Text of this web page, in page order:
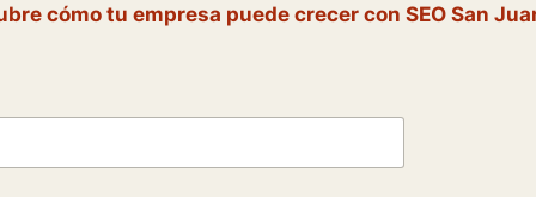
cómo tu empresa puede crecer con SEO San